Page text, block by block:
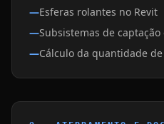
Esferas rolantes no Revit
Subsistemas de captação
Cálculo da quantidade